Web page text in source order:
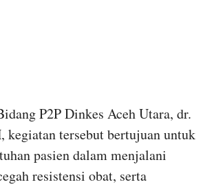
P2P Dinkes Aceh Utara, dr.
kegiatan tersebut bertujuan untuk
pasien dalam menjalani
resistensi obat, serta